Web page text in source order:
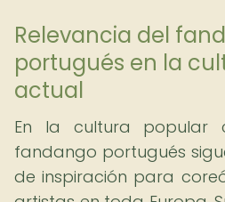
Relevancia del
portugués en la
actual
En la cultura popular
fandango portugués
de inspiración para